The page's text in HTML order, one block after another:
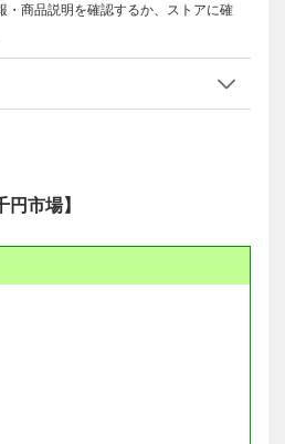
・商品説明を確認するか、ストアに確